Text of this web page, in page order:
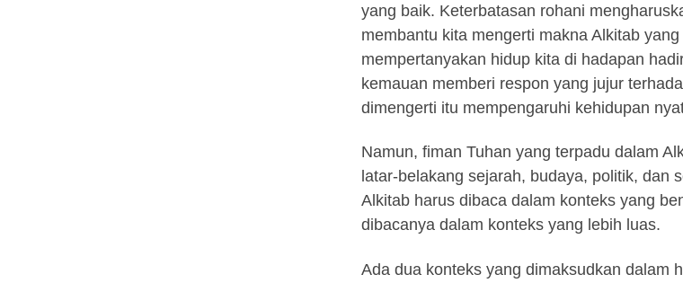
yang baik. Keterbatasan rohani
membantu kita mengerti makna Alkitab
mempertanyakan hidup kita di hadapan
kemauan memberi respon yang jujur
dimengerti itu mempengaruhi kehidupan
Namun, fiman Tuhan yang terpadu dalam
latar-belakang sejarah, budaya, politik, dan
Alkitab harus dibaca dalam konteks yang
dibacanya dalam konteks yang lebih luas.
Ada dua konteks yang dimaksudkan dalam